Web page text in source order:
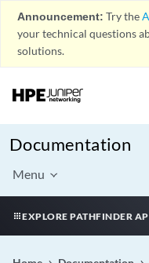
Announcement: Try the
your technical questions
solutions.
Documentation
Menu
EXPLORE PATHFINDER